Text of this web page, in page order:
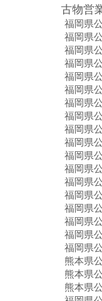
古物営
福岡県
福岡県
福岡県
福岡県
福岡県
福岡県
福岡県
福岡県
福岡県
福岡県
福岡県
福岡県
福岡県
福岡県
福岡県
福岡県
福岡県
福岡県
熊本県
熊本県
熊本県